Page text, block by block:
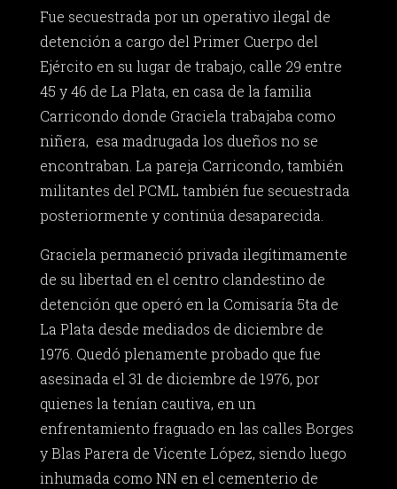
Fue secuestrada por un operativo ilegal de
detención a cargo del Primer Cuerpo del
Ejército en su lugar de trabajo, calle 29 entre
45 y 46 de La Plata, en casa de la familia
Carricondo donde Graciela trabajaba como
niñera, esa madrugada los dueños no se
encontraban. La pareja Carricondo, también
militantes del PCML también fue secuestrada
posteriormente y continúa desaparecida.
Graciela permaneció privada ilegítimamente
de su libertad en el centro clandestino de
detención que operó en la Comisaría 5ta de
La Plata desde mediados de diciembre de
1976. Quedó plenamente probado que fue
asesinada el 31 de diciembre de 1976, por
quienes la tenían cautiva, en un
enfrentamiento fraguado en las calles Borges
y Blas Parera de Vicente López, siendo luego
inhumada como NN en el cementerio de